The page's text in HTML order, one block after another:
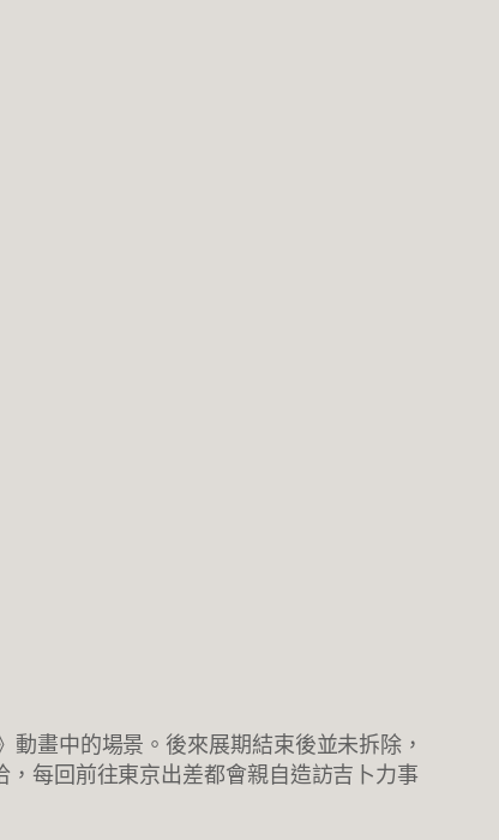
畫中的場景。後來展期結束後並未拆除，
每回前往東京出差都會親自造訪吉卜力事